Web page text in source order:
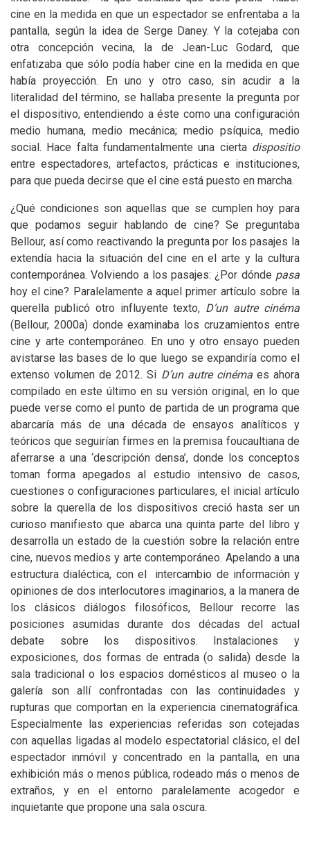
cine en la medida en que un espectador se enfrentaba a la
pantalla, según la idea de Serge Daney. Y la cotejaba con
otra concepción vecina, la de Jean-Luc Godard, que
enfatizaba que sólo podía haber cine en la medida en que
había proyección. En uno y otro caso, sin acudir a la
literalidad del término, se hallaba presente la pregunta por
el dispositivo, entendiendo a éste como una configuración
medio humana, medio mecánica; medio psíquica, medio
social. Hace falta fundamentalmente una cierta dispositio
entre espectadores, artefactos, prácticas e instituciones,
para que pueda decirse que el cine está puesto en marcha.
¿Qué condiciones son aquellas que se cumplen hoy para
que podamos seguir hablando de cine? Se preguntaba
Bellour, así como reactivando la pregunta por los pasajes la
extendía hacia la situación del cine en el arte y la cultura
contemporánea. Volviendo a los pasajes: ¿Por dónde pasa
hoy el cine? Paralelamente a aquel primer artículo sobre la
querella publicó otro influyente texto, D’un autre cinéma
(Bellour, 2000a) donde examinaba los cruzamientos entre
cine y arte contemporáneo. En uno y otro ensayo pueden
avistarse las bases de lo que luego se expandiría como el
extenso volumen de 2012. Si D’un autre cinémaes ahora
compilado en este último en su versión original, en lo que
puede verse como el punto de partida de un programa que
abarcaría más de una década de ensayos analíticos y
teóricos que seguirían firmes en la premisa foucaultiana de
aferrarse a una ‘descripción densa’, donde los conceptos
toman forma apegados al estudio intensivo de casos,
cuestiones o configuraciones particulares, el inicial artículo
sobre la querella de los dispositivos creció hasta ser un
curioso manifiesto que abarca una quinta parte del libro y
desarrolla un estado de la cuestión sobre la relación entre
cine, nuevos medios y arte contemporáneo. Apelando a una
estructura dialéctica, con el intercambio de información y
opiniones de dos interlocutores imaginarios, a la manera de
los clásicos diálogos filosóficos, Bellour recorre las
posiciones asumidas durante dos décadas del actual
debate sobre los dispositivos. Instalaciones y
exposiciones, dos formas de entrada (o salida) desde la
sala tradicional o los espacios domésticos al museo o la
galería son allí confrontadas con las continuidades y
rupturas que comportan en la experiencia cinematográfica.
Especialmente las experiencias referidas son cotejadas
con aquellas ligadas al modelo espectatorial clásico, el del
espectador inmóvil y concentrado en la pantalla, en una
exhibición más o menos pública, rodeado más o menos de
extraños, y en el entorno paralelamente acogedor e
inquietante que propone una sala oscura.